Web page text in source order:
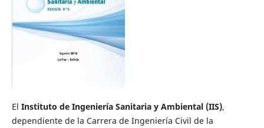
El Instituto de Ingeniería Sanitaria y Ambiental (IIS),
dependiente de la Carrera de Ingeniería Civil de la